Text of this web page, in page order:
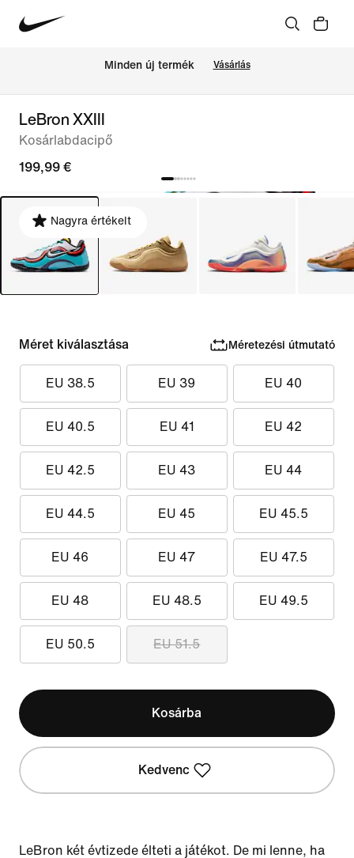
Minden új termék Vásárlás
LeBron XXIII
Kosárlabdacipő
199,99 €
Nagyra értékelt
Méret kiválasztása Méretezési útmutató
EU 38.5 EU 39 EU 40
EU 40.5 EU 41 EU 42
EU 42.5 EU 43 EU 44
EU 44.5 EU 45 EU 45.5
EU 46 EU 47 EU 47.5
EU 48 EU 48.5 EU 49.5
EU 50.5 EU 51.5
Kosárba
Kedvenc
LeBron két évtizede élteti a játékot. De mi lenne, ha